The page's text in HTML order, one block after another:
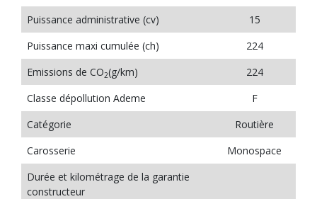
Puissance administrative (cv)
15
Puissance maxi cumulée (ch)
224
Emissions de CO2(g/km)
224
Classe dépollution Ademe
F
Catégorie
Routière
Carosserie
Monospace
Durée et kilométrage de la garantie
constructeur